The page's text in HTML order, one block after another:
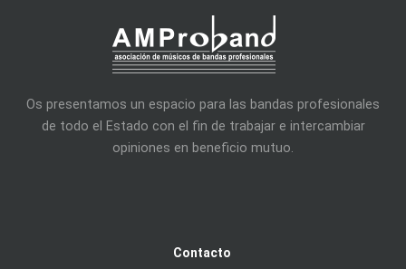
Os presentamos un espacio para las bandas profesionales
de todo el Estado con el fin de trabajar e intercambiar
opiniones en beneficio mutuo.
Contacto